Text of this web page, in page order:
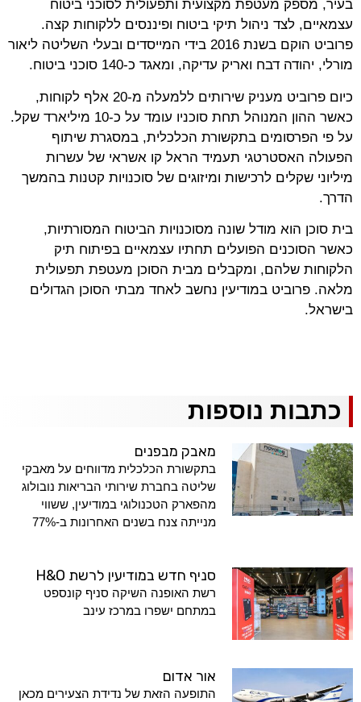
בעיר, מספק מעטפת מקצועית ותפעולית לסוכני ביטוח
עצמאיים, לצד ניהול תיקי ביטוח ופיננסים ללקוחות קצה.
פרוביט הוקם בשנת 2016 בידי המייסדים ובעלי השליטה ליאור
מורלי, יהודה דבח ואריק עדיקה, ומאגד כ-140 סוכני ביטוח.
כיום פרוביט מעניק שירותים ללמעלה מ-20 אלף לקוחות,
כאשר ההון המנוהל תחת סוכניו עומד על כ-10 מיליארד שקל.
על פי הפרסומים בתקשורת הכלכלית, במסגרת שיתוף
הפעולה האסטרטגי תעמיד הראל קו אשראי של עשרות
מיליוני שקלים לרכישות ומיזוגים של סוכנויות קטנות בהמשך
הדרך.
בית סוכן הוא מודל שונה מסוכנויות הביטוח המסורתיות,
כאשר הסוכנים הפועלים תחתיו עצמאיים בפיתוח תיק
הלקוחות שלהם, ומקבלים מבית הסוכן מעטפת תפעולית
מלאה. פרוביט במודיעין נחשב לאחד מבתי הסוכן הגדולים
בישראל.
כתבות נוספות
מאבק מבפנים
בתקשורת הכלכלית מדווחים על מאבקי
שליטה בחברת שירותי הבריאות נובולוג
מהפארק הטכנולוגי במודיעין, ששווי
מנייתה צנח בשנים האחרונות ב-77%
סניף חדש במודיעין לרשת H&O
רשת האופנה השיקה סניף קונספט
במתחם ישפרו במרכז עינב
אור אדום
התופעה הזאת של נדידת הצעירים מכאן